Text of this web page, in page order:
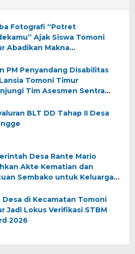
Fotografi “Potret
Ajak Siswa Tomoni
Abadikan Makna
PM Penyandang Disabilitas
Tomoni Timur
Tim Asesmen Sentra
BLT DD Tahap II Desa
Desa Rante Mario
Akte Kematian dan
Sembako untuk Keluarga
Desa di Kecamatan Tomoni
Jadi Lokus Verifikasi STBM
2026